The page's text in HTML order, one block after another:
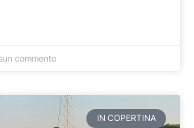
commento
IN COPERTINA